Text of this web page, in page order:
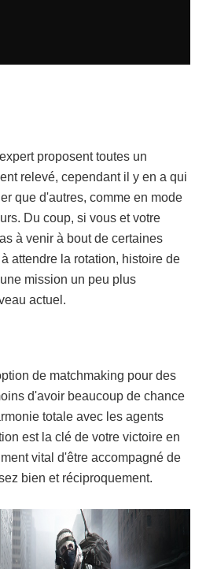
proposent toutes un
relevé, cependant il y en a qui
que d'autres, comme en mode
Du coup, si vous et votre
à venir à bout de certaines
attendre la rotation, histoire de
mission un peu plus
actuel.
de matchmaking pour des
d'avoir beaucoup de chance
totale avec les agents
est la clé de votre victoire en
vital d'être accompagné de
bien et réciproquement.